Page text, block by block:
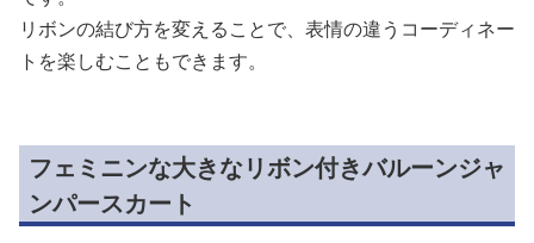
リボンの結び方を変えることで、表情の違うコーディネー
トを楽しむこともできます。
フェミニンな大きなリボン付きバルーンジャ
ンパースカート